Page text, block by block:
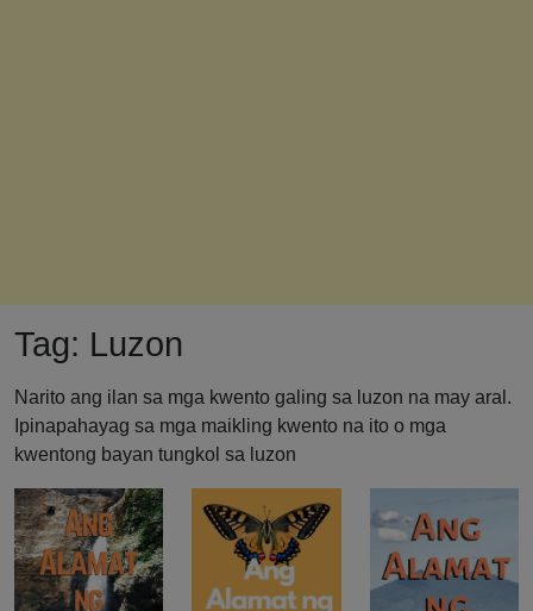
Tag: Luzon
Narito ang ilan sa mga kwento galing sa luzon na may aral.
Ipinapahayag sa mga maikling kwento na ito o mga
kwentong bayan tungkol sa luzon